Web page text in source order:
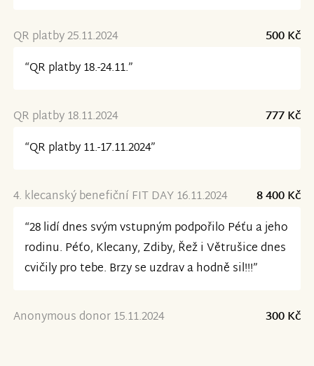
QR platby 25.11.2024
500 Kč
“QR platby 18.-24.11.”
QR platby 18.11.2024
777 Kč
“QR platby 11.-17.11.2024”
4. klecanský benefiční FIT DAY 16.11.2024
8 400 Kč
“28 lidí dnes svým vstupným podpořilo Péťu a jeho
rodinu. Péťo, Klecany, Zdiby, Řež i Větrušice dnes
cvičily pro tebe. Brzy se uzdrav a hodně sil!!!”
Anonymous donor 15.11.2024 300 Kč